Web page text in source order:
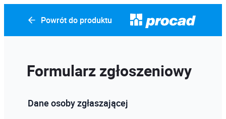
Powrót do produktu
Formularz zgłoszeniowy
Dane osoby zgłaszającej